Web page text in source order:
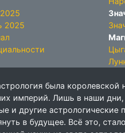
2025
была королевской
империй. Лишь в наши
и другие астрологические
в будущее. Всё это,